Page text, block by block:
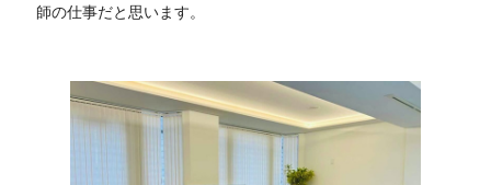
師の仕事だと思います。